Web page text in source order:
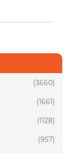
(3660)
(1661)
(1128)
(957)